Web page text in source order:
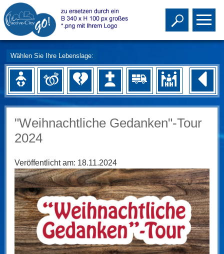
Toggle
Wählen Sie Ihre Lebenslage:
"Weihnachtliche Gedanken"-Tour
2024
Veröffentlicht am: 18.11.2024